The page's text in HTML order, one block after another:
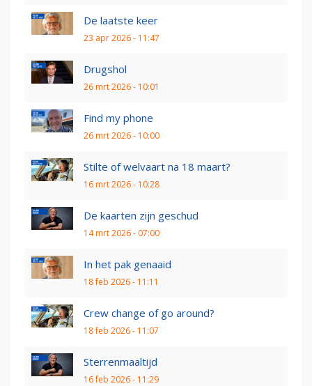
De laatste keer
23 apr 2026 - 11:47
Drugshol
26 mrt 2026 - 10:01
Find my phone
26 mrt 2026 - 10:00
Stilte of welvaart na 18 maart?
16 mrt 2026 - 10:28
De kaarten zijn geschud
14 mrt 2026 - 07:00
In het pak genaaid
18 feb 2026 - 11:11
Crew change of go around?
18 feb 2026 - 11:07
Sterrenmaaltijd
16 feb 2026 - 11:29